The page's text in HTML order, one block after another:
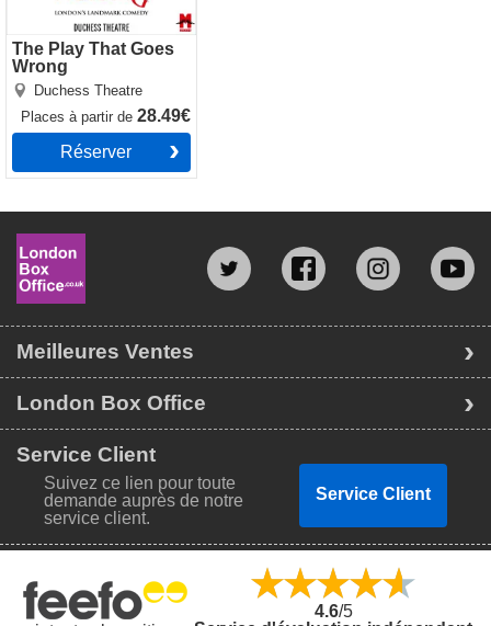
The Play That Goes
Wrong
Duchess Theatre
Placesà partir de28.49€
Réserver
Meilleures Ventes
London Box Office
Service Client
Suivez ce lien pour toute
demande auprès de notre
service client.
Service Client
4.6/5